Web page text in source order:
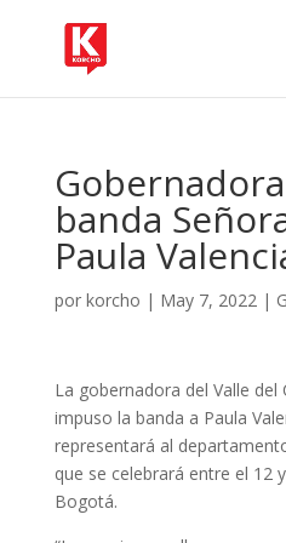
banda
Paula
por korcho | May 7, 2022|
La gobernadora del Valle del
impuso la banda a Paula
representará al
que se celebrará entre el 12
Bogotá.